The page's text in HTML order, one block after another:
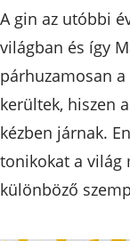
A gin az utóbbi
világban és így
párhuzamosan
kerültek, hiszen
kézben járnak.
tonikokat a világ
különböző